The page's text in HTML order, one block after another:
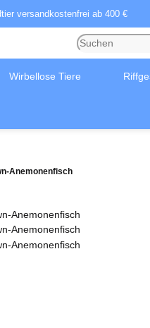
versandkostenfrei ab 400 €
Wirbellose Tiere
Anemonenfisch